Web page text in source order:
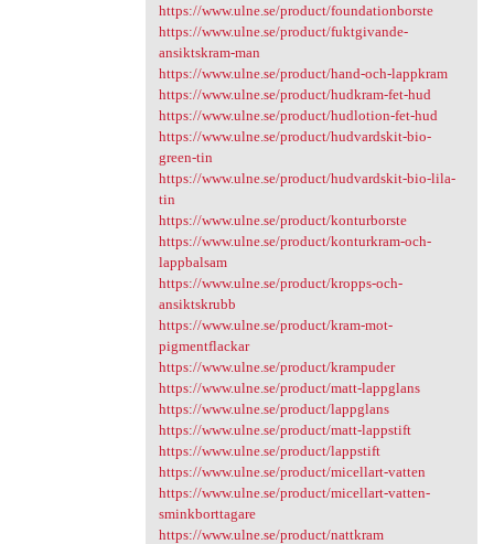
https://www.ulne.se/product/foundationborste
https://www.ulne.se/product/fuktgivande-
ansiktskram-man
https://www.ulne.se/product/hand-och-lappkram
https://www.ulne.se/product/hudkram-fet-hud
https://www.ulne.se/product/hudlotion-fet-hud
https://www.ulne.se/product/hudvardskit-bio-
green-tin
https://www.ulne.se/product/hudvardskit-bio-lila-
tin
https://www.ulne.se/product/konturborste
https://www.ulne.se/product/konturkram-och-
lappbalsam
https://www.ulne.se/product/kropps-och-
ansiktskrubb
https://www.ulne.se/product/kram-mot-
pigmentflackar
https://www.ulne.se/product/krampuder
https://www.ulne.se/product/matt-lappglans
https://www.ulne.se/product/lappglans
https://www.ulne.se/product/matt-lappstift
https://www.ulne.se/product/lappstift
https://www.ulne.se/product/micellart-vatten
https://www.ulne.se/product/micellart-vatten-
sminkborttagare
https://www.ulne.se/product/nattkram